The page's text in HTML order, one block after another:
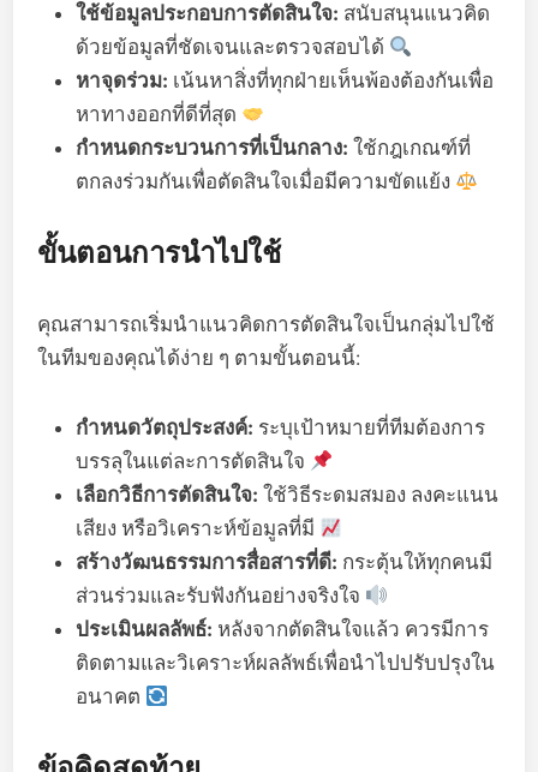
ใช้ข้อมูลประกอบการตัดสินใจ: สนับสนุนแนวคิด
ด้วยข้อมูลที่ชัดเจนและตรวจสอบได้
หาจุดร่วม: เน้นหาสิ่งที่ทุกฝ่ายเห็นพ้องต้องกันเพื่อ
หาทางออกที่ดีที่สุด
กำหนดกระบวนการที่เป็นกลาง: ใช้กฎเกณฑ์ที่
ตกลงร่วมกันเพื่อตัดสินใจเมื่อมีความขัดแย้ง
ขั้นตอนการนำไปใช้
คุณสามารถเริ่มนำแนวคิดการตัดสินใจเป็นกลุ่มไปใช้
ในทีมของคุณได้ง่าย ๆ ตามขั้นตอนนี้:
กำหนดวัตถุประสงค์: ระบุเป้าหมายที่ทีมต้องการ
บรรลุในแต่ละการตัดสินใจ
เลือกวิธีการตัดสินใจ: ใช้วิธีระดมสมอง ลงคะแนน
เสียง หรือวิเคราะห์ข้อมูลที่มี
สร้างวัฒนธรรมการสื่อสารที่ดี: กระตุ้นให้ทุกคนมี
ส่วนร่วมและรับฟังกันอย่างจริงใจ
ประเมินผลลัพธ์: หลังจากตัดสินใจแล้ว ควรมีการ
ติดตามและวิเคราะห์ผลลัพธ์เพื่อนำไปปรับปรุงใน
อนาคต